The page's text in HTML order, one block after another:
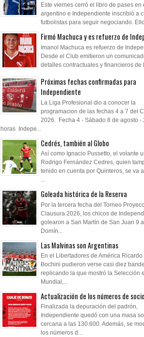
te rajo, hermano Se miran de reojo
Este viernes cerró el libro de pases en
argentino e Independiente inscribió a
futbolistas para seguir negociando.
Firmó Machuca y es refuerzo de
Imanol Machuca es refuerzo de
Desde el Club emitieron un
detalles contractuales y financieros de
Próximas fechas confirmadas para
Independiente
La Liga Profesional dio a conocer la
programacion de las fechas 4 a 7 del
2026. Fecha 4 - Sábado 8 de agosto -
horas Indepe...
Cedrés, también al Globo
Así como Ignacio Pussetto, el volante
Rodrigo Fernández Cedres, quien
tenido en cuenta por Quinteros, se va
...
Goleada histórica de la Reserva
Por la tercera fecha del Torneo
Clausura 2026, los chicos de
golearon a San Martín de San Juan 9
Domín...
Las Malvinas son Argentinas
En el Libertadores de América Ricardo
Bochini pudieron verse casi diez
replicando la que mostró la Selección
Mundial,...
Actualización de los números de
Finalizada la depuración del padrón,
Independiente quedó con una masa
cercana a las 130.600. Además, se
los números d...